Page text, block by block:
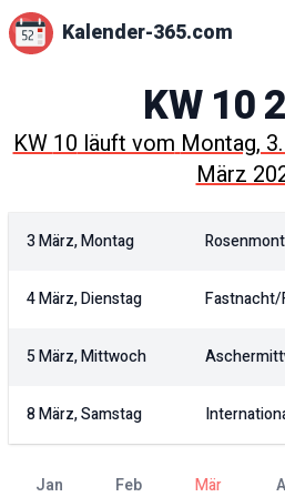
Kalender-365.com
KW10
KW10läuft vomMontag,
März
3 März, Montag
4 März, Dienstag
5 März, Mittwoch
8 März, Samstag
Jan Feb Mär